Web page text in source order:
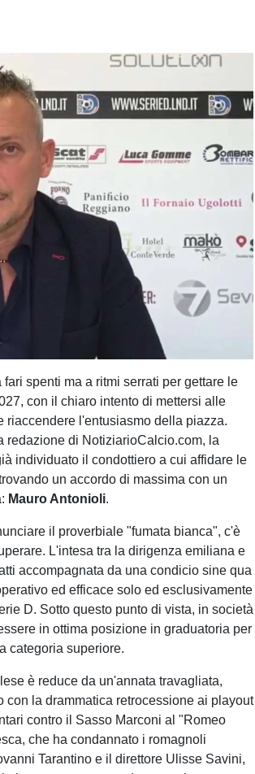
fari spenti ma a ritmi serrati per gettare le
con il chiaro intento di mettersi alle
riaccendere l'entusiasmo della piazza.
redazione di NotiziarioCalcio.com, la
individuato il condottiero a cui affidare le
un accordo di massima con un
Mauro Antonioli.
il proverbiale "fumata bianca", c'è
L'intesa tra la dirigenza emiliana e
accompagnata da una condicio sine qua
ed efficace solo ed esclusivamente
D. Sotto questo punto di vista, in società
in ottima posizione in graduatoria per
categoria superiore.
è reduce da un'annata travagliata,
con la drammatica retrocessione ai playout
contro il Sasso Marconi al "Romeo
che ha condannato i romagnoli
Tarantino e il direttore Ulisse Savini,